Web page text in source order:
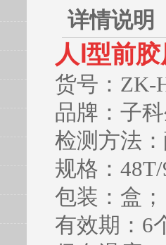
详情说明
人Ⅰ型前
货号：ZK-
品牌：子
检测方法
规格：
包装：盒；
有效期：6